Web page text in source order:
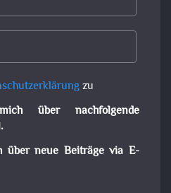
zu
über nachfolgende
über neue Beiträge via E-